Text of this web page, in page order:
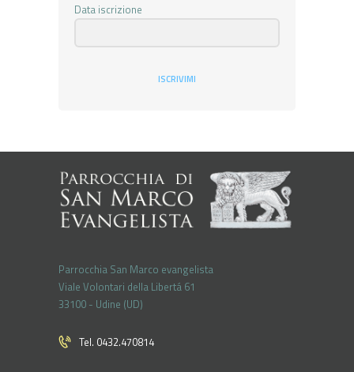
Data iscrizione
ISCRIVIMI
Parrocchia San Marco evangelista
Viale Volontari della Libertá 61
33100 - Udine (UD)
Tel. 0432.470814